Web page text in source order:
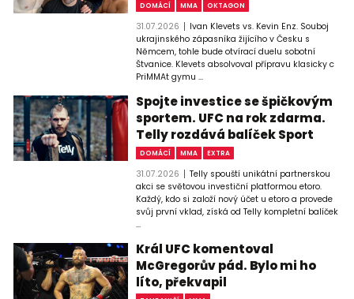
DOMÁCÍ MMA OKTAGON
31.07.2026
Ivan Klevets vs. Kevin Enz. Souboj
ukrajinského zápasníka žijícího v Česku s
Němcem, tohle bude otvírací duelu sobotní
Štvanice. Klevets absolvoval přípravu klasicky c
PriMMAt gymu ...
Spojte investice se špičkovým
sportem. UFC na rok zdarma.
Telly rozdává balíček Sport
DOMÁCÍ MMA EXTRA
31.07.2026
Telly spouští unikátní partnerskou
akci se světovou investiční platformou etoro.
Každý, kdo si založí nový účet u etoro a provede
svůj první vklad, získá od Telly kompletní balíček
...
Král UFC komentoval
McGregorův pád. Bylo mi ho
líto, překvapil